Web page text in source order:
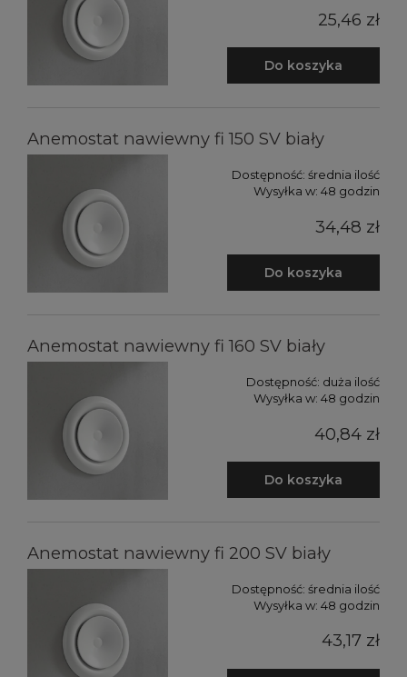
25,46 zł
Do koszyka
Anemostat nawiewny fi 150 SV biały
Dostępność: średnia ilość
Wysyłka w: 48 godzin
34,48 zł
Do koszyka
Anemostat nawiewny fi 160 SV biały
Dostępność: duża ilość
Wysyłka w: 48 godzin
40,84 zł
Do koszyka
Anemostat nawiewny fi 200 SV biały
Dostępność: średnia ilość
Wysyłka w: 48 godzin
43,17 zł